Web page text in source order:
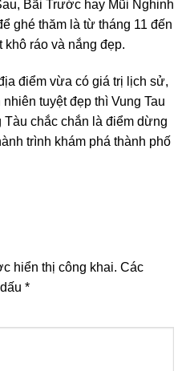
Bãi Trước hay Mũi Nghinh
ghé thăm là từ tháng 11 đến
ráo và nắng đẹp.
điểm vừa có giá trị lịch sử,
tuyệt đẹp thì Vung Tau
Tàu chắc chắn là điểm dừng
trình khám phá thành phố
hiển thị công khai. Các
*